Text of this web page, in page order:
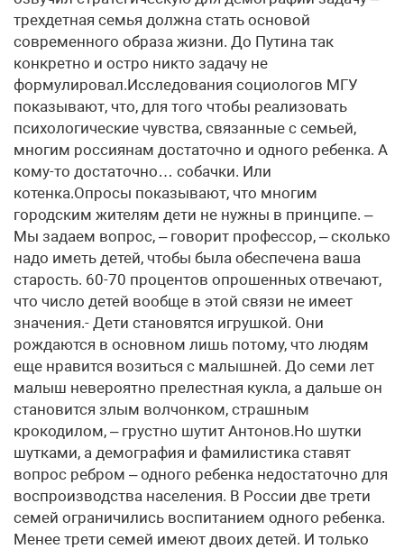
трехдетная семья должна стать основой
современного образа жизни. До Путина так
конкретно и остро никто задачу не
формулировал.Исследования социологов МГУ
показывают, что, для того чтобы реализовать
психологические чувства, связанные с семьей,
многим россиянам достаточно и одного ребенка. А
кому-то достаточно… собачки. Или
котенка.Опросы показывают, что многим
городским жителям дети не нужны в принципе. –
Мы задаем вопрос, – говорит профессор, – сколько
надо иметь детей, чтобы была обеспечена ваша
старость. 60-70 процентов опрошенных отвечают,
что число детей вообще в этой связи не имеет
значения.- Дети становятся игрушкой. Они
рождаются в основном лишь потому, что людям
еще нравится возиться с малышней. До семи лет
малыш невероятно прелестная кукла, а дальше он
становится злым волчонком, страшным
крокодилом, – грустно шутит Антонов.Но шутки
шутками, а демография и фамилистика ставят
вопрос ребром – одного ребенка недостаточно для
воспроизводства населения. В России две трети
семей ограничились воспитанием одного ребенка.
Менее трети семей имеют двоих детей. И только